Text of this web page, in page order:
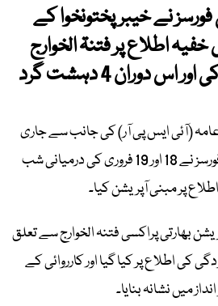
نے خیبرپختونخوا کے
اطلاع پر فتنۃ الخوارج
کے خلاف کارروائی کی اور اس دوران 4 دہشت گرد
(آئی ایس پی آر) کی جانب سے جاری
بیان کے مطابق سیکیورٹی فورسز نے 18 اور 19 فروری کی درمیانی شب
پر مبنی آپریشن کیا۔
بھارتی پراکسی فتنہ الخوارج سے تعلق
کی اطلاع پر کیا گیا اور کارروائی کے
میں نشانہ بنایا۔